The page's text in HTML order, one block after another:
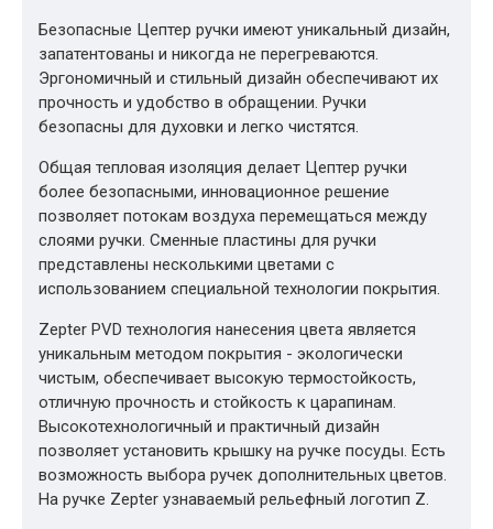
Безопасные Цептер ручки имеют уникальный дизайн,
запатентованы и никогда не перегреваются.
Эргономичный и стильный дизайн обеспечивают их
прочность и удобство в обращении. Ручки
безопасны для духовки и легко чистятся.
Общая тепловая изоляция делает Цептер ручки
более безопасными, инновационное решение
позволяет потокам воздуха перемещаться между
слоями ручки. Сменные пластины для ручки
представлены несколькими цветами с
использованием специальной технологии покрытия.
Zepter PVD технология нанесения цвета является
уникальным методом покрытия - экологически
чистым, обеспечивает высокую термостойкость,
отличную прочность и стойкость к царапинам.
Высокотехнологичный и практичный дизайн
позволяет установить крышку на ручке посуды. Есть
возможность выбора ручек дополнительных цветов.
На ручке Zepter узнаваемый рельефный логотип Z.